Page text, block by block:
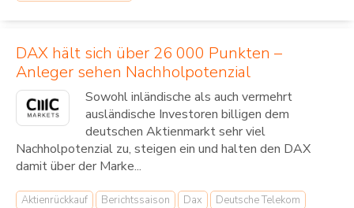
DAX hält sich über 26 000 Punkten –
Anleger sehen Nachholpotenzial
Sowohl inländische als auch vermehrt
ausländische Investoren billigen dem
deutschen Aktienmarkt sehr viel
Nachholpotenzial zu, steigen ein und halten den DAX
damit über der Marke...
Aktienrückkauf Berichtssaison Dax Deutsche Telekom